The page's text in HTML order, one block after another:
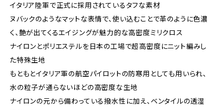
イタリア陸軍で正式に採用されているタフな素材
ヌバックのようなマットな表情で、使い込むことで革のように色濃
く、艶が出てくるエイジングが魅力的な高密度ミリクロス
ナイロンとポリエステルを日本の工場で超高密度にニット編みし
た特殊生地
もともとイタリア軍の航空パイロットの防寒用としても用いられ、
水の粒子が通らないほどの高密度な生地
ナイロンの元から備わっている撥水性に加え、ベンタイルの透湿